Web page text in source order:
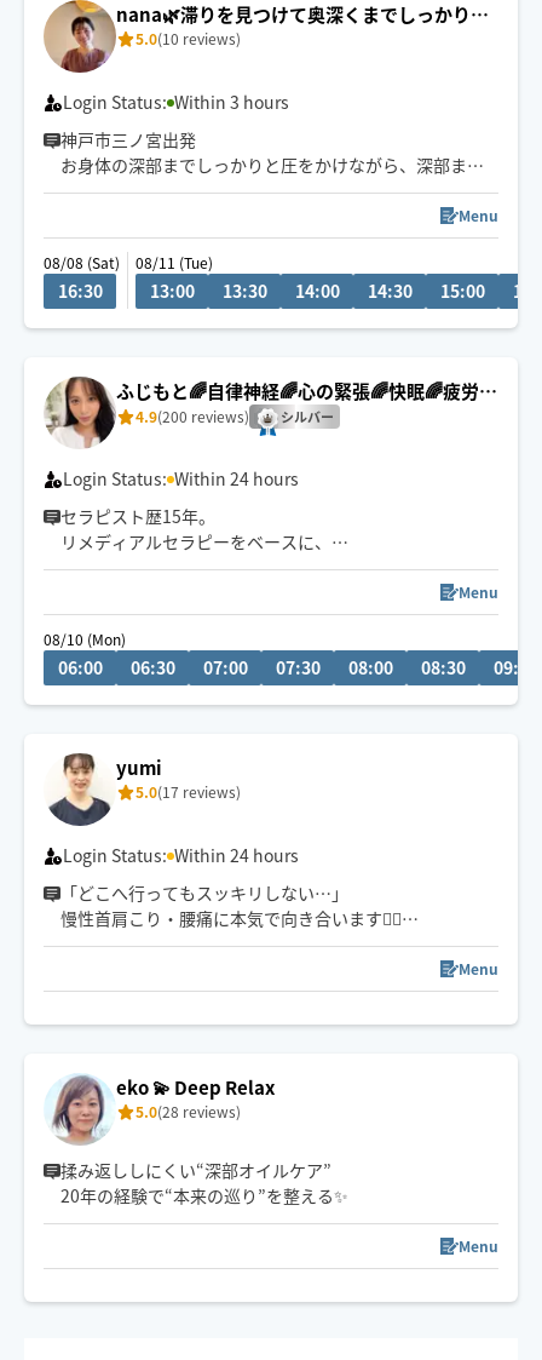
nana🌿滞りを見つけて奥深くまでしっかりア
プローチ🐾
5.0(10 reviews)
Login Status: Within 3 hours
神戸市三ノ宮出発
お身体の深部までしっかりと圧をかけながら、深部まで
緩めていく施術が得意です☺️
滞りを見つけて、深いリンパや筋肉に優しくアプローチ
します✨
お身体や心が軽くなる感覚を味わっていただけると思い
て、力加減や施術内容も丁寧に調整いたします。
しっかりと一生懸命施術させていただくのではじめての
方も、安心してお任せください。
Menu
08/08 (Sat)
16:30
08/11 (Tue)
13:00 13:30 14:00 14:30 15:00
ふじもと🌈自律神経🌈心の緊張🌈快眠🌈疲労回
復4.9(200 reviews) シルバー
Login Status: Within 24 hours
セラピスト歴15年。
リメディアルセラピーをベースに、
身体の深部からゆるめながら
やさしくしっかり効く💪
ただ疲れを取るだけじゃなく、
「力を抜く感覚」を思い出す時間を。
本来のパフォーマンスに戻るお手伝いをしています。
🌟身体を見極めた施術を心掛け、
同業セラピストからもご指名頂いてます。
Menu
08/10 (Mon)
06:00 06:30 07:00 07:30 08:00 08:30 09:00
yumi
5.0(17 reviews)
Login Status: Within 24 hours
「どこへ行ってもスッキリしない…」
慢性首肩こり・腰痛に本気で向き合います💆‍♀️
看護師セラピスト、セラピスト歴8年。
リラックスしながら、しっかり効果を感じたい方におす
すめです。
Menu
eko 💫 Deep Relax
5.0(28 reviews)
揉み返ししにくい“深部オイルケア”
20年の経験で“本来の巡り”を整える✨
Menu